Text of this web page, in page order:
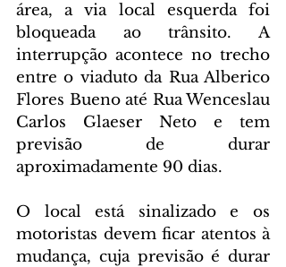
área, a via local esquerda foi
bloqueada ao trânsito. A
interrupção acontece no trecho
entre o viaduto da Rua Alberico
Flores Bueno até Rua Wenceslau
Carlos Glaeser Neto e tem
previsão de durar
aproximadamente 90 dias.
O local está sinalizado e os
motoristas devem ficar atentos à
mudança, cuja previsão é durar